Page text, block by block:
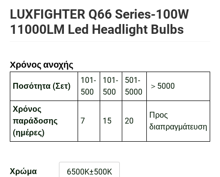
LUXFIGHTER Q66 Series-100W
11000LM Led Headlight Bulbs
Χρόνος ανοχής
Ποσότητα (Σετ)
101-
500
101-
500
501-
5000
＞5000
Χρόνος
παράδοσης
(ημέρες)
7 15 20
Προς
διαπραγμάτευση
Χρώμα 6500K±500K